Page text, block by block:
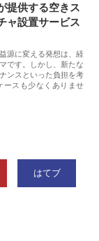
提供する空きス
ャ設置サービス
源に変える発想は、経
です。しかし、新たな
ンスといった負担を考
ースも少なくありませ
はてブ